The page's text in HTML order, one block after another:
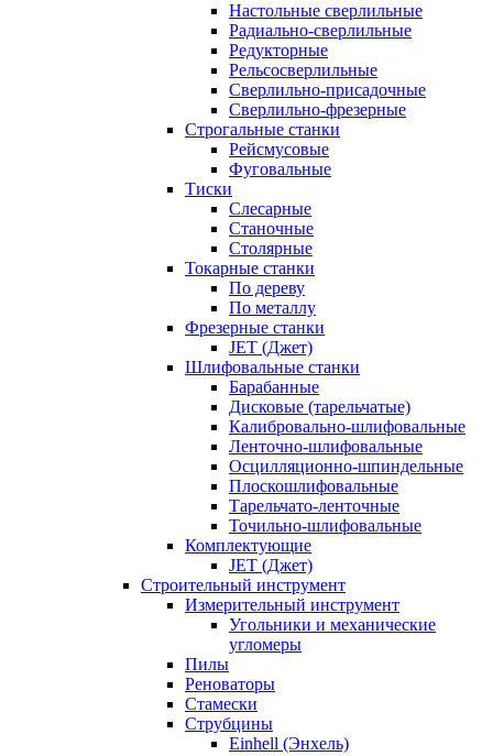
Настольные сверлильные
Радиально-сверлильные
Редукторные
Рельсосверлильные
Сверлильно-присадочные
Сверлильно-фрезерные
Строгальные станки
Рейсмусовые
Фуговальные
Тиски
Слесарные
Станочные
Столярные
Токарные станки
По дереву
По металлу
Фрезерные станки
JET (Джет)
Шлифовальные станки
Барабанные
Дисковые (тарельчатые)
Калибровально-шлифовальные
Ленточно-шлифовальные
Осцилляционно-шпиндельные
Плоскошлифовальные
Тарельчато-ленточные
Точильно-шлифовальные
Комплектующие
JET (Джет)
Строительный инструмент
Измерительный инструмент
Угольники и механические
угломеры
Пилы
Реноваторы
Стамески
Струбцины
Einhell (Энхель)